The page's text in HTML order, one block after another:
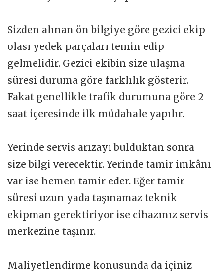
Sizden alınan ön bilgiye göre gezici ekip
olası yedek parçaları temin edip
gelmelidir. Gezici ekibin size ulaşma
süresi duruma göre farklılık gösterir.
Fakat genellikle trafik durumuna göre 2
saat içeresinde ilk müdahale yapılır.
Yerinde servis arızayı bulduktan sonra
size bilgi verecektir. Yerinde tamir imkânı
var ise hemen tamir eder. Eğer tamir
süresi uzun yada taşınamaz teknik
ekipman gerektiriyor ise cihazınız servis
merkezine taşınır.
Maliyetlendirme konusunda da içiniz